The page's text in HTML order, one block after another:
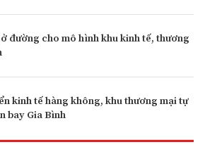
đường cho mô hình khu kinh tế, thương
kinh tế hàng không, khu thương mại tự
bay Gia Bình